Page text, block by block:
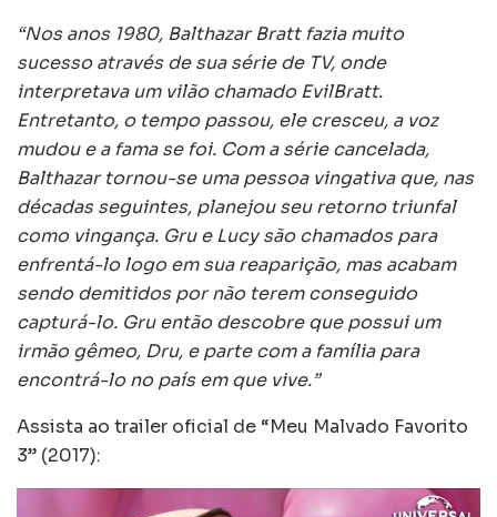
“Nos anos 1980, Balthazar Bratt fazia muito
sucesso através de sua série de TV, onde
interpretava um vilão chamado EvilBratt.
Entretanto, o tempo passou, ele cresceu, a voz
mudou e a fama se foi. Com a série cancelada,
Balthazar tornou-se uma pessoa vingativa que, nas
décadas seguintes, planejou seu retorno triunfal
como vingança. Gru e Lucy são chamados para
enfrentá-lo logo em sua reaparição, mas acabam
sendo demitidos por não terem conseguido
capturá-lo. Gru então descobre que possui um
irmão gêmeo, Dru, e parte com a família para
encontrá-lo no país em que vive.”
Assista ao trailer oficial de “Meu Malvado Favorito
3” (2017):